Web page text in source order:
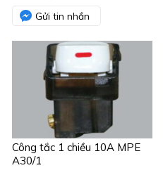
Gửi tin nhắn
Công tắc 1 chiều 10A MPE
A30/1